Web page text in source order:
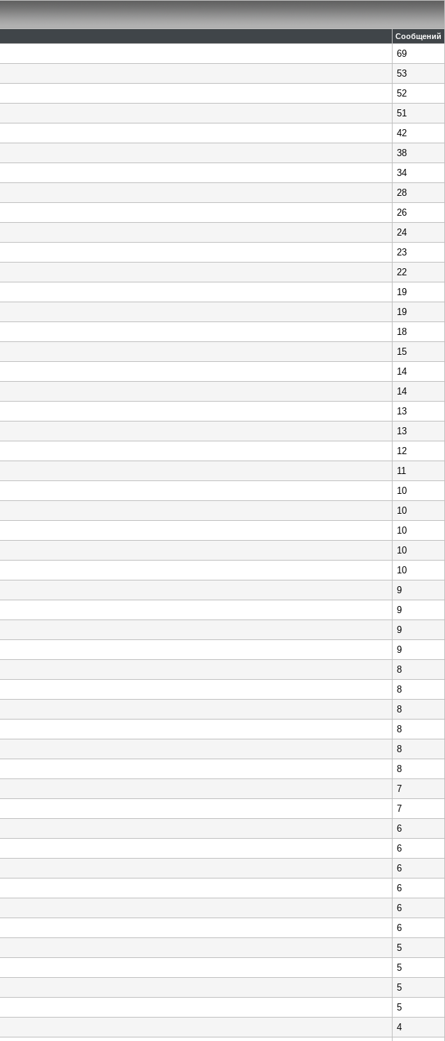
Сообщений
69
53
52
51
42
38
34
28
26
24
23
22
19
19
18
15
14
14
13
13
12
11
10
10
10
10
10
9
9
9
9
8
8
8
8
8
8
7
7
6
6
6
6
6
6
5
5
5
5
4